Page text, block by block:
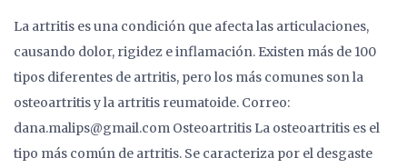
La artritis es una condición que afecta las articulaciones,
causando dolor, rigidez e inflamación. Existen más de 100
tipos diferentes de artritis, pero los más comunes son la
osteoartritis y la artritis reumatoide. Correo:
dana.malips@gmail.com Osteoartritis La osteoartritis es el
tipo más común de artritis. Se caracteriza por el desgaste